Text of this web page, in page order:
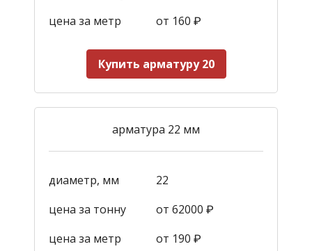
цена за метр
от 160 ₽
Купить арматуру 20
арматура 22 мм
диаметр, мм
22
цена за тонну
от 62000 ₽
цена за метр
от 190 ₽